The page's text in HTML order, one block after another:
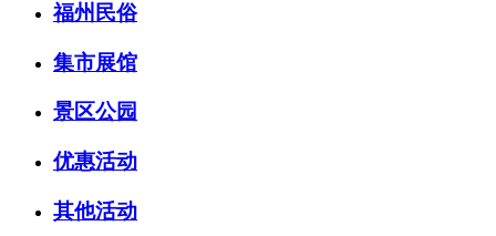
福州民俗
集市展馆
景区公园
优惠活动
其他活动